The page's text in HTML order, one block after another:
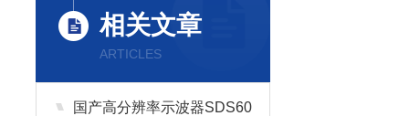
相关文章
ARTICLES
国产高分辨率示波器SDS60